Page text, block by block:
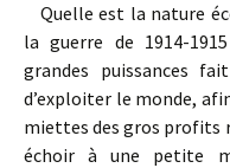
Quelle est la nature
la guerre de 1914-
grandes puissances
d’exploiter le monde,
miettes des gros profits
échoir à une petite